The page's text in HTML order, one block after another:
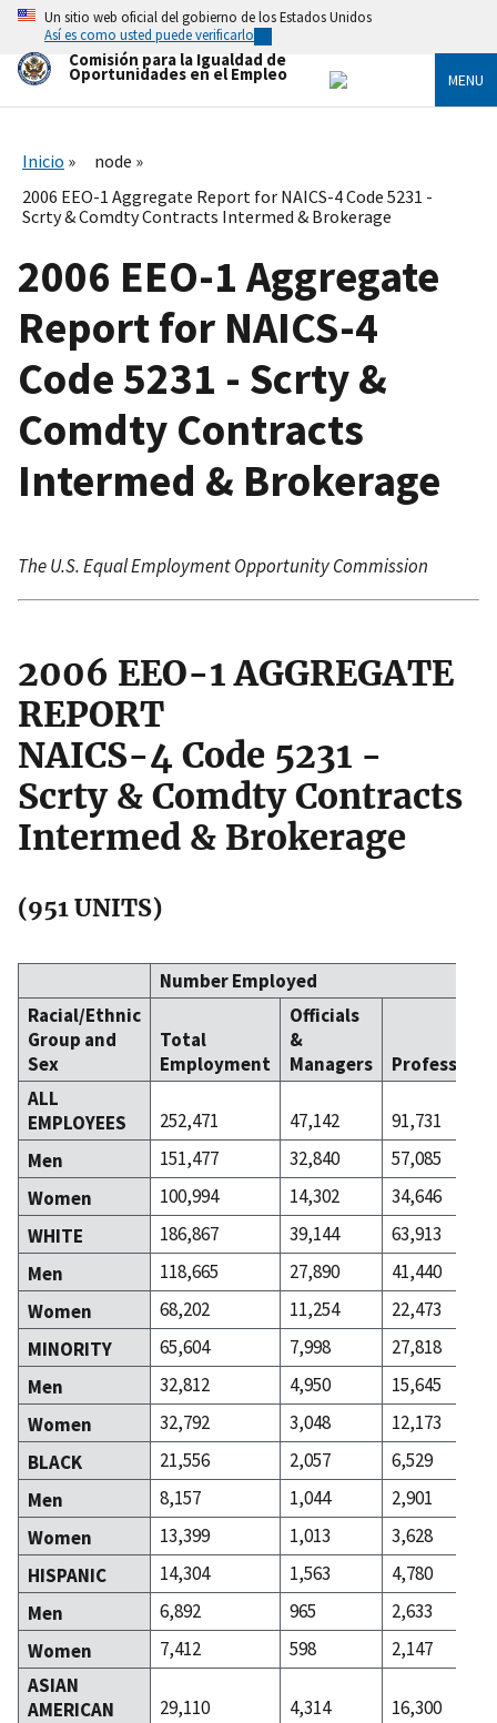
Skip
main
content
Un sitio web oficial del gobierno de los Estados Unidos
Así es como usted puede verificarlo
Comisión para la Igualdad de
Oportunidades en el Empleo MENU
Inicio
node
2006 EEO-1 Aggregate Report for NAICS-4 Code 5231 -
Scrty & Comdty Contracts Intermed & Brokerage
2006 EEO-1 Aggregate
Report for NAICS-4
Code 5231 - Scrty &
Comdty Contracts
Intermed & Brokerage
The U.S. Equal Employment Opportunity Commission
2006 EEO-1 AGGREGATE
REPORT
NAICS-4 Code 5231 -
Scrty & Comdty Contracts
Intermed & Brokerage
(951 UNITS)
Number Employed
Racial/Ethnic
Group and
Sex
Total
Employment
Officials
&
Managers
ALL
EMPLOYEES
252,471 47,142
91,731
Men
151,477 32,840
57,085
Women
100,994 14,302
34,646
WHITE
186,867 39,144
63,913
Men
118,665 27,890
41,440
Women
68,202 11,254
22,473
MINORITY
65,604 7,998
27,818
Men
32,812 4,950
15,645
Women
32,792 3,048
12,173
BLACK
21,556 2,057
6,529
Men
8,157 1,044
2,901
Women
13,399 1,013
3,628
HISPANIC
14,304 1,563
4,780
Men
6,892 965
2,633
Women
7,412 598
2,147
ASIAN
AMERICAN
29,110 4,314
16,300